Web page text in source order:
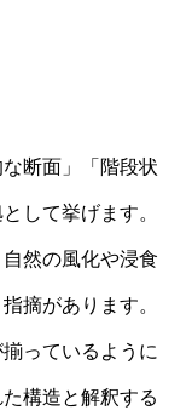
断面」「階段状
して挙げます。
然の風化や浸食
摘があります。
っているように
構造と解釈する